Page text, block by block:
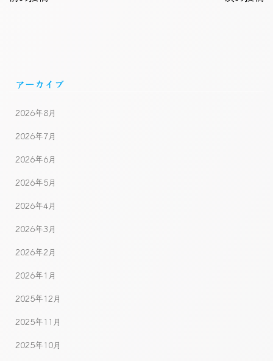
アーカイブ
2026年8月
2026年7月
2026年6月
2026年5月
2026年4月
2026年3月
2026年2月
2026年1月
2025年12月
2025年11月
2025年10月